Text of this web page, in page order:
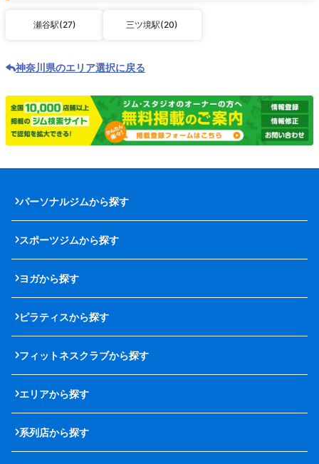
瀬谷駅(27) 三ツ境駅(20)
神奈川県のエリア選択に戻る
パーソナルジムから探す
スポーツジムから探す
ヨガから探す
ピラティスから探す
フィットネスクラブから探す
エリアから探す
系列店から探す